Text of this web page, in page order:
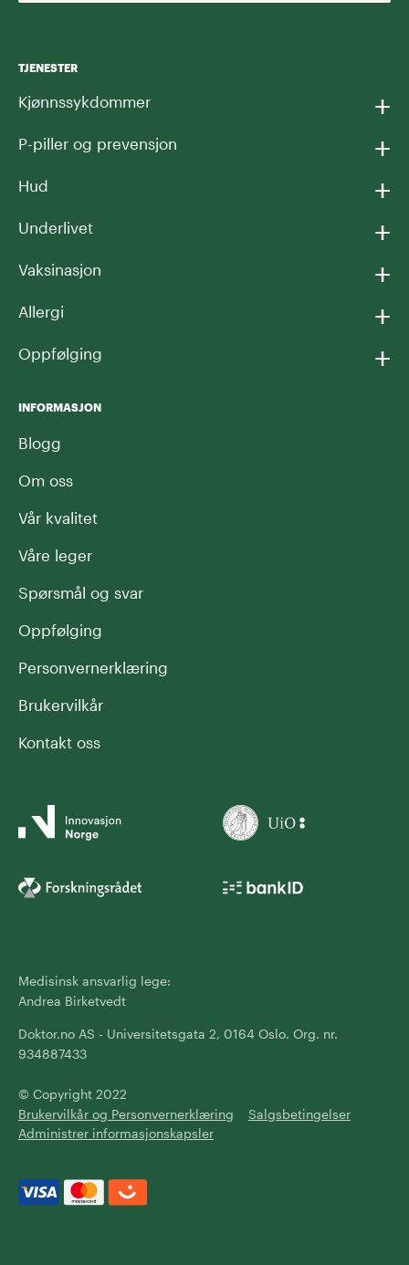
TJENESTER
Kjønnssykdommer +
P-piller og prevensjon +
Hud +
Underlivet +
Vaksinasjon +
Allergi +
Oppfølging +
INFORMASJON
Blogg
Om oss
Vår kvalitet
Våre leger
Spørsmål og svar
Oppfølging
Personvernerklæring
Brukervilkår
Kontakt oss
Medisinsk ansvarlig lege:
Andrea Birketvedt
Doktor.no AS - Universitetsgata 2, 0164 Oslo. Org. nr.
934887433
© Copyright 2022
Brukervilkår og Personvernerklæring
Salgsbetingelser
Administrer informasjonskapsler